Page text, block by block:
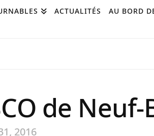
ACTUALITÉS AU BORD
de Neuf-
2016